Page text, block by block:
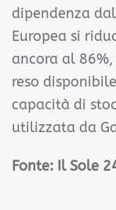
dipendenza
Europea si
ancora al
reso
capacità di
utilizzata da
Fonte: Il Sole